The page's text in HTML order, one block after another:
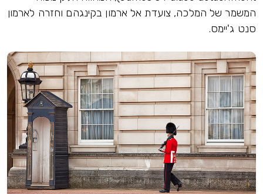
המשמר של המלכה, צועדת אל ארמון בקינגהם וחזרה לארמון
סנט ג'יימס.